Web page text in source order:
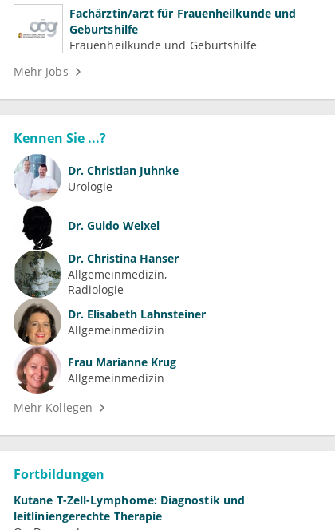
Fachärztin/arzt für Frauenheilkunde und
Geburtshilfe
Frauenheilkunde und Geburtshilfe
Mehr Jobs
Kennen Sie ...?
Dr. Christian Juhnke
Urologie
Dr. Guido Weixel
Dr. Christina Hanser
Allgemeinmedizin
Radiologie
Dr. Elisabeth Lahnsteiner
Allgemeinmedizin
Frau Marianne Krug
Allgemeinmedizin
Mehr Kollegen
Fortbildungen
Kutane T-Zell-Lymphome: Diagnostik und
leitliniengerechte Therapie